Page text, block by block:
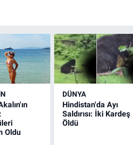
Oldu
DÜNYA
Hindistan'da Ayı
Saldırısı: İki Kardeş
Öldü